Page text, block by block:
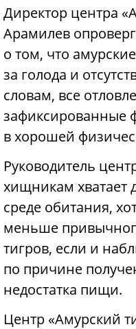
Директор центра
Арамилев
о том, что
за голода и
словам, все
зафиксированные
в хорошей
Руководитель
хищникам хватает
среде обитания,
меньше
тигров, если и
по причине
недостатка пищи.
Центр «Амурский